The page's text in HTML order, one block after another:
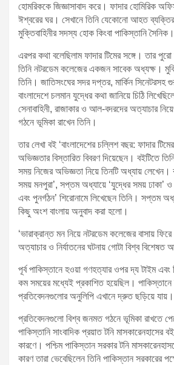
হোমরিককে জিজ্ঞাসাবাদ করে। ফাদার হোমিরিক
ঈশ্বরের ঘর। সেখানে তিনি যেকোনো আহত
মুক্তিবাহিনীর সদস্য হোক কিংবা পাকিস্তানি সৈনিক।
এরপর কথা বলেছিলাম ফাদার টিমের সঙ্গে। তার পুরো
তিনি নটরডেম কলেজের একজন সাবেক অধ্যক্ষ।
তিনি। জাতিসংঘের সদর দপ্তর, মার্কিন সিনেটরসহ
বাংলাদেশে চলমান যুদ্ধের কথা জানিয়ে চিঠি
সেনাবাহিনী, রাজাকার ও আল-বদরদের অত্যাচার
গঠনে ভূমিকা রাখেন তিনি।
তার লেখা বই ‘বাংলাদেশের চল্লিশ বছর: ফাদার
অভিজ্ঞতার বিস্তারিত বিবরণ দিয়েছেন। বইটিতে
সময় নিজের অভিজ্ঞতা নিয়ে তিনটি অধ্যায় লেখেন।
সময় মনপুরা’, সপ্তম অধ্যায়ে ‘যুদ্ধের সময় ঢাকা’ ও
এবং পুনর্গঠন’ শিরোনামে লিখেছেন তিনি। সপ্তম
কিছু অংশ বাংলায় অনুবাদ করা হলো।
‘ভারাক্রান্ত মন নিয়ে নটরডেম কলেজের বাসায়
অত্যাচার ও নির্যাতনের ঘটনায় গোটা বিশ্ব বিশেষত
পূর্ব পাকিস্তানে হওয়া গণহত্যার ওপর দ্য টাইম
কম সময়ের মধ্যেই প্রকাশিত হয়েছিল। পাকিস্তানে
প্রতিবেদনগুলোর অনুলিপি এখানে দ্রুত ছড়িয়ে যায়।
প্রতিবেদনগুলো বিশ্ব জনমত গঠনে ভূমিকা রাখতে
পাকিস্তানি সাংবাদিক প্রয়াত টনি মাসকারেনহাসের
কারণে। পশ্চিম পাকিস্তান সরকার টনি
কারণ তারা ভেবেছিলেন তিনি পাকিস্তান সরকারের